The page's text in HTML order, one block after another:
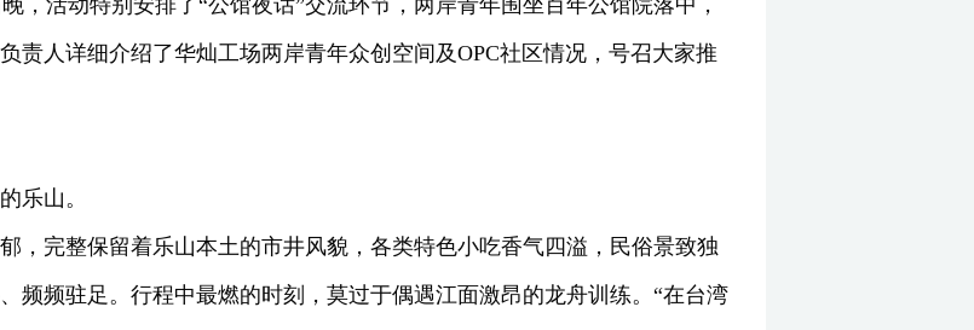
，活动特别安排了“公馆夜话”交流环节，两岸青年围坐百年公馆院落中，
责人详细介绍了华灿工场两岸青年众创空间及OPC社区情况，号召大家推
乐山。
，完整保留着乐山本土的市井风貌，各类特色小吃香气四溢，民俗景致独
频频驻足。行程中最燃的时刻，莫过于偶遇江面激昂的龙舟训练。“在台湾